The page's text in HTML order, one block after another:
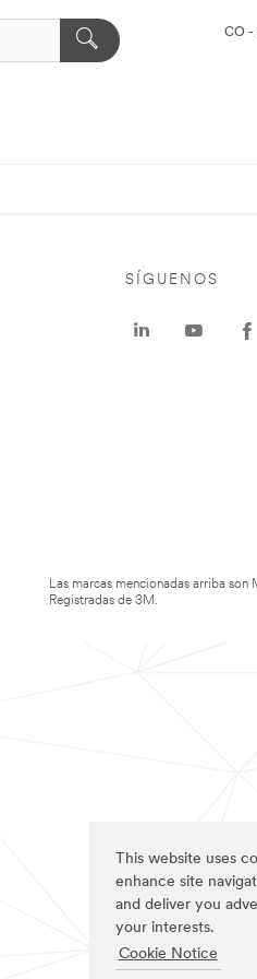
This website uses
enhance site
and deliver you
your interests.
Cookie Notice
CO -
SÍGUENOS
Las marcas mencionadas arriba son
Registradas de 3M.